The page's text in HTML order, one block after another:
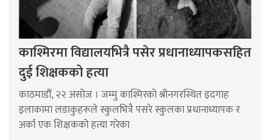
काश्मिरमा विद्यालयभित्रै पसेर प्रधानाध्यापकसहित
दुई शिक्षकको हत्या
काठमाडौँ, २२ असोज । जम्मु काश्मिरको श्रीनगरस्थित इदगाह
इलाकामा लडाकुहरूले स्कुलभित्रै पसरे स्कुलका प्रधानाध्यापक र
अर्का एक शिक्षकको हत्या गरेका